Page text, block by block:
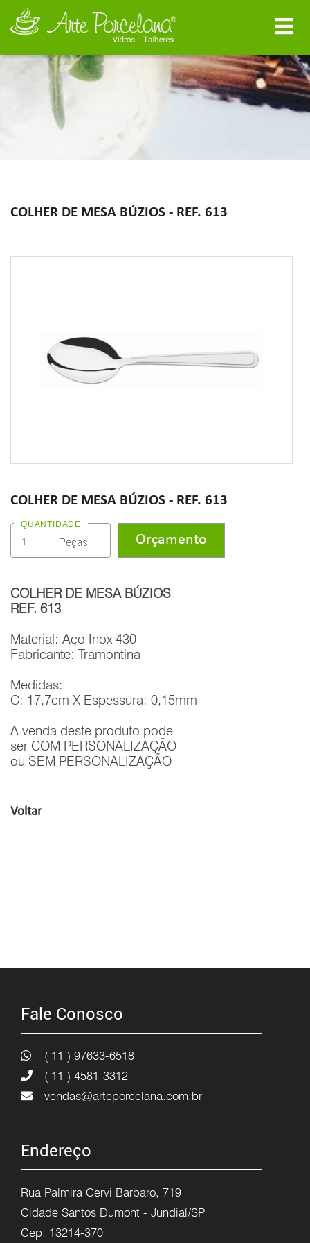
COLHER DE MESA BÚZIOS - REF. 613
COLHER DE MESA BÚZIOS - REF. 613
QUANTIDADE
COLHER DE MESA BÚZIOS
REF. 613
Material: Aço Inox 430
Fabricante: Tramontina
Medidas:
C: 17,7cm X Espessura: 0,15mm
A venda deste produto pode
ser COM PERSONALIZAÇÃO
ou SEM PERSONALIZAÇÃO
Voltar
Fale Conosco
( 11 ) 97633-6518
( 11 ) 4581-3312
vendas@arteporcelana.com.br
Endereço
Rua Palmira Cervi Barbaro, 719
Cidade Santos Dumont - Jundiaí/SP
Cep: 13214-370